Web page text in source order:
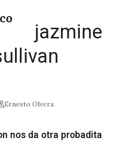
jazmine
Ernesto Olvera
nos da otra probadita